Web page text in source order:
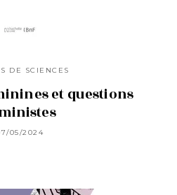
DE SCIENCES
et questions
05/2024